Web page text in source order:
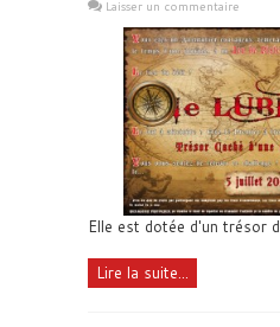
Laisser un commentaire
Elle est dotée d'un trésor
Lire la suite...